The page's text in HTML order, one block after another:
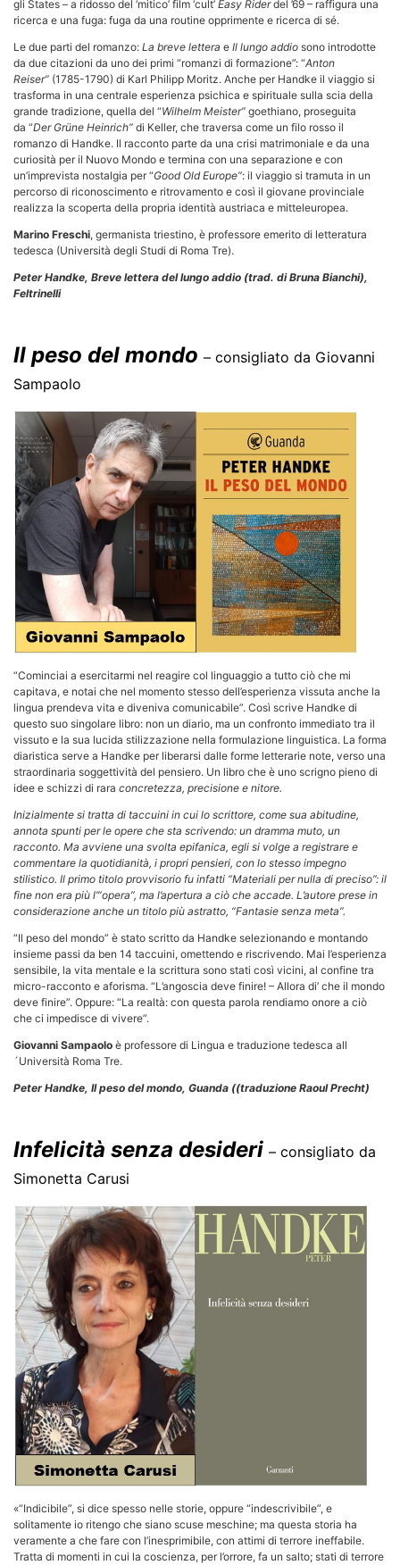
gli States – a ridosso del ‘mitico’ film ‘cult’ Easy Riderdel ’69 – raffigura una
ricerca e una fuga: fuga da una routine opprimente e ricerca di sé.
Le due parti del romanzo: La breve lettera e Il lungo addio sono introdotte
da due citazioni da uno dei primi “romanzi di formazione”: “Anton
Reiser” (1785-1790) di Karl Philipp Moritz. Anche per Handke il viaggio si
trasforma in una centrale esperienza psichica e spirituale sulla scia della
grande tradizione, quella del “Wilhelm Meister” goethiano, proseguita
da “Der Grüne Heinrich” di Keller, che traversa come un filo rosso il
romanzo di Handke. Il racconto parte da una crisi matrimoniale e da una
curiosità per il Nuovo Mondo e termina con una separazione e con
un’imprevista nostalgia per “Good Old Europe”: il viaggio si tramuta in un
percorso di riconoscimento e ritrovamento e così il giovane provinciale
realizza la scoperta della propria identità austriaca e mitteleuropea.
Marino Freschi, germanista triestino, è professore emerito di letteratura
tedesca (Università degli Studi di Roma Tre).
Peter Handke, Breve lettera del lungo addio (trad. di Bruna Bianchi),
Feltrinelli
Il peso del mondo – consigliato da Giovanni
Sampaolo
“Cominciai a esercitarmi nel reagire col linguaggio a tutto ciò che mi
capitava, e notai che nel momento stesso dell’esperienza vissuta anche la
lingua prendeva vita e diveniva comunicabile”. Così scrive Handke di
questo suo singolare libro: non un diario, ma un confronto immediato tra il
vissuto e la sua lucida stilizzazione nella formulazione linguistica. La forma
diaristica serve a Handke per liberarsi dalle forme letterarie note, verso una
straordinaria soggettività del pensiero. Un libro che è uno scrigno pieno di
idee e schizzi di rara concretezza, precisione e nitore.
Inizialmente si tratta di taccuini in cui lo scrittore, come sua abitudine,
annota spunti per le opere che sta scrivendo: un dramma muto, un
racconto. Ma avviene una svolta epifanica, egli si volge a registrare e
commentare la quotidianità, i propri pensieri, con lo stesso impegno
stilistico. Il primo titolo provvisorio fu infatti “Materiali per nulla di preciso”: il
fine non era più l’“opera”, ma l’apertura a ciò che accade. L’autore prese in
considerazione anche un titolo più astratto, “Fantasie senza meta”.
“Il peso del mondo” è stato scritto da Handke selezionando e montando
insieme passi da ben 14 taccuini, omettendo e riscrivendo. Mai l’esperienza
sensibile, la vita mentale e la scrittura sono stati così vicini, al confine tra
micro-racconto e aforisma. “L’angoscia deve finire! – Allora di’ che il mondo
deve finire”. Oppure: “La realtà: con questa parola rendiamo onore a ciò
che ci impedisce di vivere”.
Giovanni Sampaolo è professore di Lingua e traduzione tedesca all
´Università Roma Tre.
Peter Handke, Il peso del mondo, Guanda ((traduzione Raoul Precht)
Infelicità senza desideri – consigliato da
Simonetta Carusi
«“Indicibile”, si dice spesso nelle storie, oppure “indescrivibile”, e
solitamente io ritengo che siano scuse meschine; ma questa storia ha
veramente a che fare con l’inesprimibile, con attimi di terrore ineffabile.
Tratta di momenti in cui la coscienza, per l’orrore, fa un salto; stati di terrore